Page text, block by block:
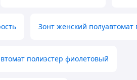
Зонт женский
полиэстер фиолетовый